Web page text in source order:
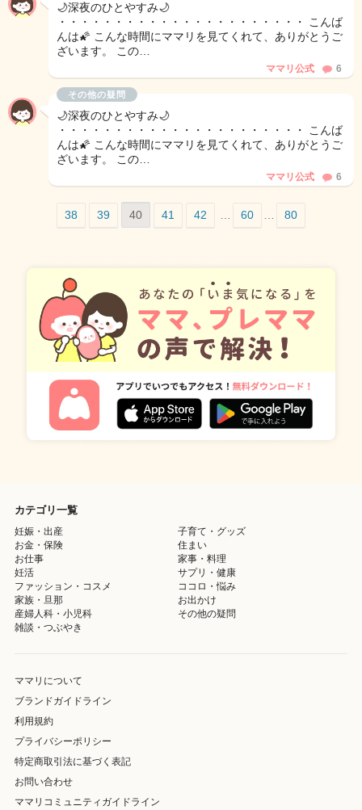
🌙深夜のひとやすみ🌙
・・・・・・・・・・・・・・・・・・・・・・ こんば
んは🌠 こんな時間にママリを見てくれて、ありがとうご
ざいます。 この…
ママリ公式 6
その他の疑問
🌙深夜のひとやすみ🌙
・・・・・・・・・・・・・・・・・・・・・・ こんば
んは🌠 こんな時間にママリを見てくれて、ありがとうご
ざいます。 この…
ママリ公式 6
38 39 40 41 42 60 80
カテゴリ一覧
妊娠・出産
子育て・グッズ
お金・保険
住まい
お仕事
家事・料理
妊活
サプリ・健康
ファッション・コスメ
ココロ・悩み
家族・旦那
お出かけ
産婦人科・小児科
その他の疑問
雑談・つぶやき
ママリについて
ブランドガイドライン
利用規約
プライバシーポリシー
特定商取引法に基づく表記
お問い合わせ
ママリコミュニティガイドライン